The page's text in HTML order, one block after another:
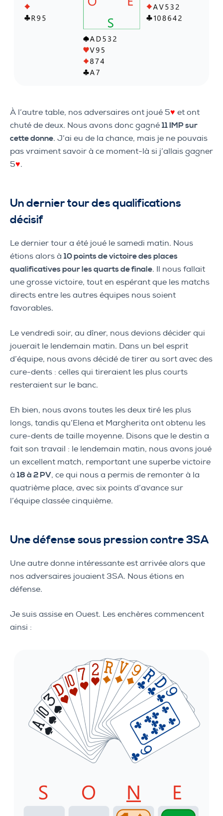
À l’autre table, nos adversaires ont joué 5♥ et ont
chuté de deux. Nous avons donc gagné 11 IMP sur
cette donne. J’ai eu de la chance, mais je ne pouvais
pas vraiment savoir à ce moment-là si j’allais gagner
5♥.
Un dernier tour des qualifications
décisif
Le dernier tour a été joué le samedi matin. Nous
étions alors à 10 points de victoire des places
qualificatives pour les quarts de finale. Il nous fallait
une grosse victoire, tout en espérant que les matchs
directs entre les autres équipes nous soient
favorables.
Le vendredi soir, au dîner, nous devions décider qui
jouerait le lendemain matin. Dans un bel esprit
d’équipe, nous avons décidé de tirer au sort avec des
cure-dents : celles qui tireraient les plus courts
resteraient sur le banc.
Eh bien, nous avons toutes les deux tiré les plus
longs, tandis qu’Elena et Margherita ont obtenu les
cure-dents de taille moyenne. Disons que le destin a
fait son travail : le lendemain matin, nous avons joué
un excellent match, remportant une superbe victoire
à 18 à 2 PV, ce qui nous a permis de remonter à la
quatrième place, avec six points d’avance sur
l’équipe classée cinquième.
Une défense sous pression contre 3SA
Une autre donne intéressante est arrivée alors que
nos adversaires jouaient 3SA. Nous étions en
défense.
Je suis assise en Ouest. Les enchères commencent
ainsi :